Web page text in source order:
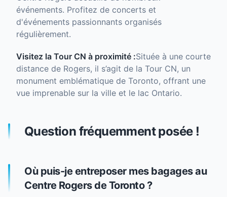
événements. Profitez de concerts et
d'événements passionnants organisés
régulièrement.
Visitez la Tour CN à proximité :Située à une courte
distance de Rogers, il s’agit de la Tour CN, un
monument emblématique de Toronto, offrant une
vue imprenable sur la ville et le lac Ontario.
Question fréquemment posée !
Où puis-je entreposer mes bagages au
Centre Rogers de Toronto ?